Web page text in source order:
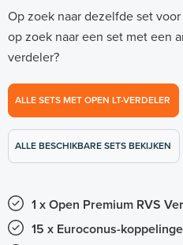
Op zoek naar dezelfde set
op zoek naar een set met een
verdeler?
ALLE SETS MET OPEN LT-VERDELER
ALLE BESCHIKBARE SETS BEKIJKEN
1 x Open Premium RVS
15 x Euroconus-